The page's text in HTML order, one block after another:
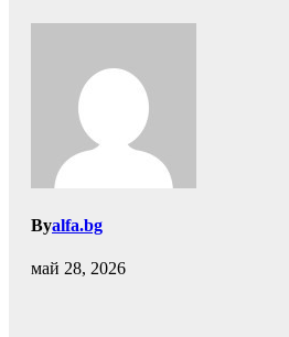
Byalfa.bg
май 28, 2026